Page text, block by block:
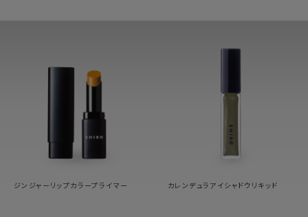
ジンジャーリップカラープライマー カレンデュラアイシャドウリキッド